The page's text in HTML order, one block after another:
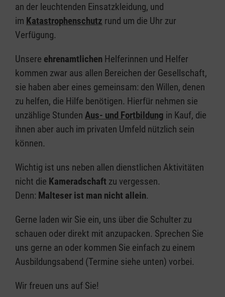
an der leuchtenden Einsatzkleidung, und
im Katastrophenschutz rund um die Uhr zur
Verfügung.
Unsere ehrenamtlichen Helferinnen und Helfer
kommen zwar aus allen Bereichen der Gesellschaft,
sie haben aber eines gemeinsam: den Willen, denen
zu helfen, die Hilfe benötigen. Hierfür nehmen sie
unzählige Stunden Aus- und Fortbildung in Kauf, die
ihnen aber auch im privaten Umfeld nützlich sein
können.
Wichtig ist uns neben allen dienstlichen Aktivitäten
nicht die Kameradschaft zu vergessen.
Denn: Malteser ist man nicht allein.
Gerne laden wir Sie ein, uns über die Schulter zu
schauen oder direkt mit anzupacken. Sprechen Sie
uns gerne an oder kommen Sie einfach zu einem
Ausbildungsabend (Termine siehe unten) vorbei.
Wir freuen uns auf Sie!